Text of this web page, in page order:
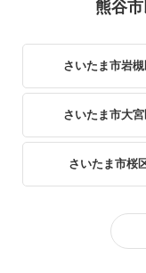
熊谷
さいたま市岩
さいたま市大
さいたま市桜
さいたま市西